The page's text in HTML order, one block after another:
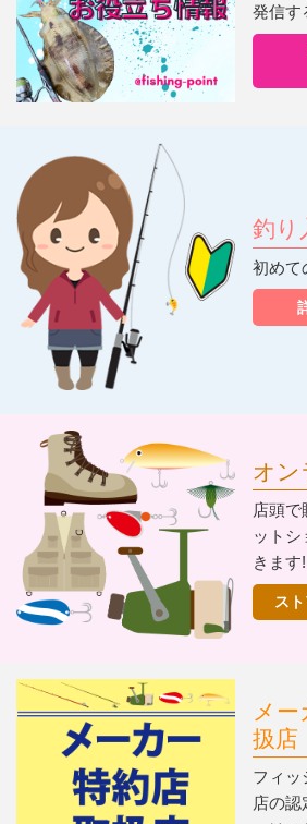
発信す
釣り
初めて
オン
店頭で
ット
きます
ス
メ
扱店
フィッ
店の認